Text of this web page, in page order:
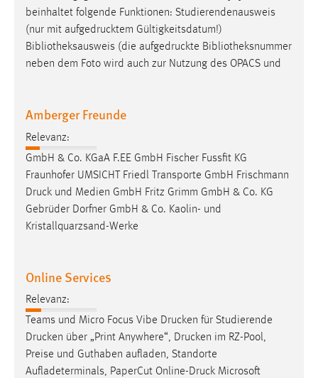
beinhaltet folgende Funktionen: Studierendenausweis
(nur mit aufgedrucktem Gültigkeitsdatum!)
Bibliotheksausweis (die aufgedruckte Bibliotheksnummer
neben dem Foto wird auch zur Nutzung des OPACS und
Amberger Freunde
Relevanz:
GmbH & Co. KGaA F.EE GmbH Fischer Fussfit KG
Fraunhofer UMSICHT Friedl Transporte GmbH Frischmann
Druck und Medien GmbH Fritz Grimm GmbH & Co. KG
Gebrüder Dorfner GmbH & Co. Kaolin- und
Kristallquarzsand-Werke
Online Services
Relevanz:
Teams und Micro Focus Vibe Drucken für Studierende
Drucken über „Print Anywhere“, Drucken im RZ-Pool,
Preise und Guthaben aufladen, Standorte
Aufladeterminals, PaperCut Online-Druck Microsoft